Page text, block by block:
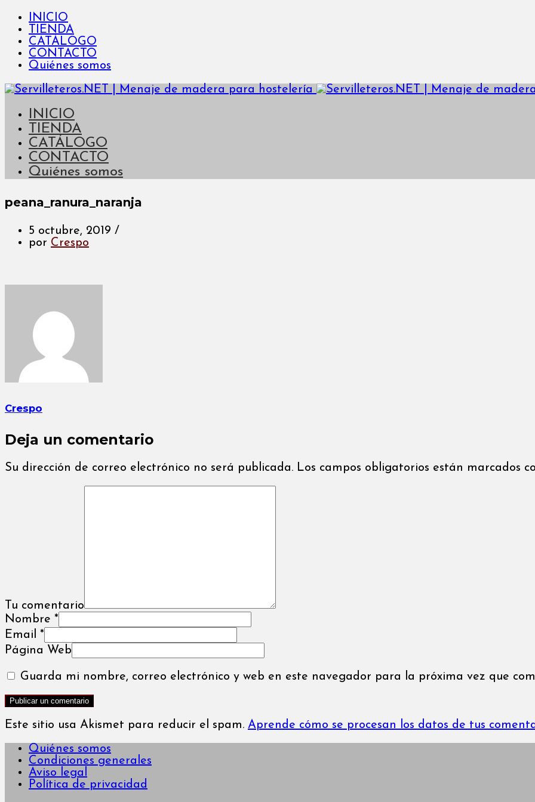
INICIO
TIENDA
CATÁLOGO
CONTACTO
Quiénes somos
INICIO
TIENDA
CATÁLOGO
CONTACTO
Quiénes somos
peana_ranura_naranja
5 octubre, 2019 /
por Crespo
Crespo
Deja un comentario
Su dirección de correo electrónico no será publicada. Los campos obligatorios están marcados
Tu comentario
Nombre *
Email *
Página Web
Guarda mi nombre, correo electrónico y web en este navegador para la próxima vez que
Este sitio usa Akismet para reducir el spam. Aprende cómo se procesan los datos de tus
Quiénes somos
Condiciones generales
Aviso legal
Política de privacidad